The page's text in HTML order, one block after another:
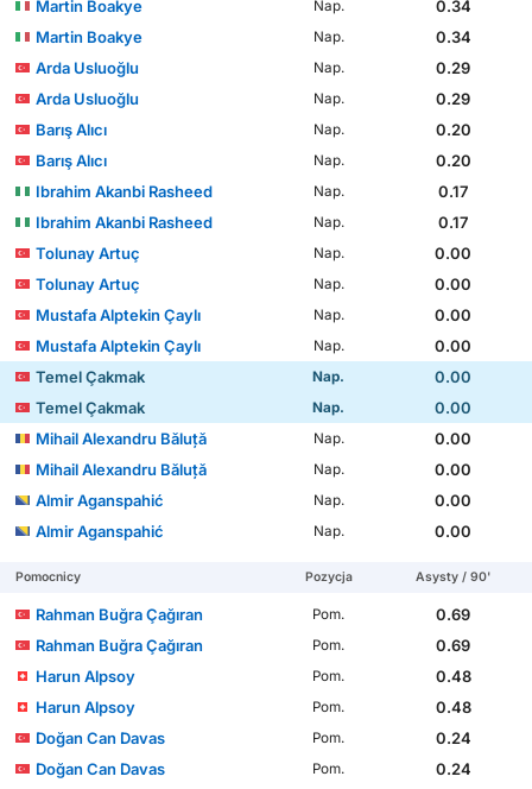
Martin Boakye Nap.
0.34
Martin Boakye
Nap.
0.34
Arda Usluoğlu
Nap.
0.29
Arda Usluoğlu
Nap.
0.29
Barış Alıcı
Nap.
0.20
Barış Alıcı
Nap.
0.20
Ibrahim Akanbi Rasheed
Nap.
0.17
Ibrahim Akanbi Rasheed
Nap.
0.17
Tolunay Artuç
Nap.
0.00
Tolunay Artuç
Nap.
0.00
Mustafa Alptekin Çaylı
Nap.
0.00
Mustafa Alptekin Çaylı
Nap.
0.00
Temel Çakmak
Nap.
0.00
Temel Çakmak
Nap.
0.00
Mihail Alexandru Băluță
Nap.
0.00
Mihail Alexandru Băluță
Nap.
0.00
Almir Aganspahić
Nap.
0.00
Almir Aganspahić
Nap. 0.00
Pomocnicy Pozycja Asysty / 90'
Rahman Buğra Çağıran Pom.
0.69
Rahman Buğra Çağıran
Pom.
0.69
Harun Alpsoy
Pom.
0.48
Harun Alpsoy
Pom.
0.48
Doğan Can Davas
Pom.
0.24
Doğan Can Davas
Pom.
0.24